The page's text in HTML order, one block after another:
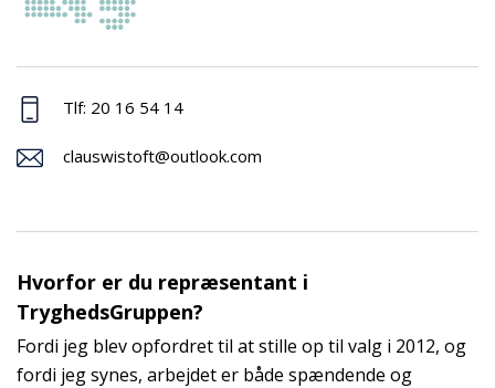
Tlf: 20 16 54 14
clauswistoft@outlook.com
Hvorfor er du repræsentant i
TryghedsGruppen?
Fordi jeg blev opfordret til at stille op til valg i 2012, og
fordi jeg synes, arbejdet er både spændende og